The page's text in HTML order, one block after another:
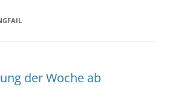
der Woche ab